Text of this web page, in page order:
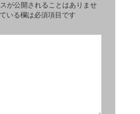
が公開されることはありませ
いる欄は必須項目です